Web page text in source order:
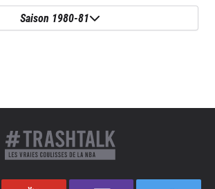
Saison 1980-81